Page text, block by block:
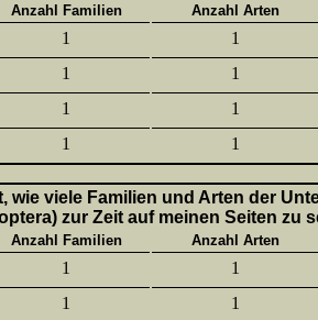
Anzahl Familien Anzahl Arten
1 1
1 1
1 1
1 1
wie viele Familien und Arten der
zur Zeit auf meinen Seiten zu
Anzahl Familien Anzahl Arten
1 1
1 1